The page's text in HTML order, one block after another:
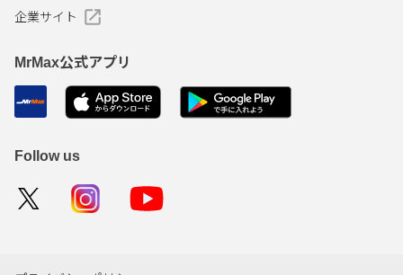
企業サイト
MrMax公式アプリ
Follow us